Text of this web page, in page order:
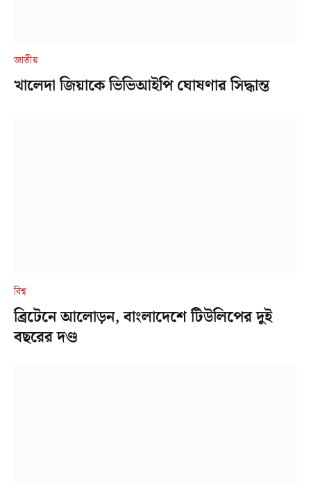
জাতীয়
খালেদা জিয়াকে ভিভিআইপি ঘোষণার সিদ্ধান্ত
বিশ্ব
ব্রিটেনে আলোড়ন, বাংলাদেশে টিউলিপের দুই
বছরের দণ্ড